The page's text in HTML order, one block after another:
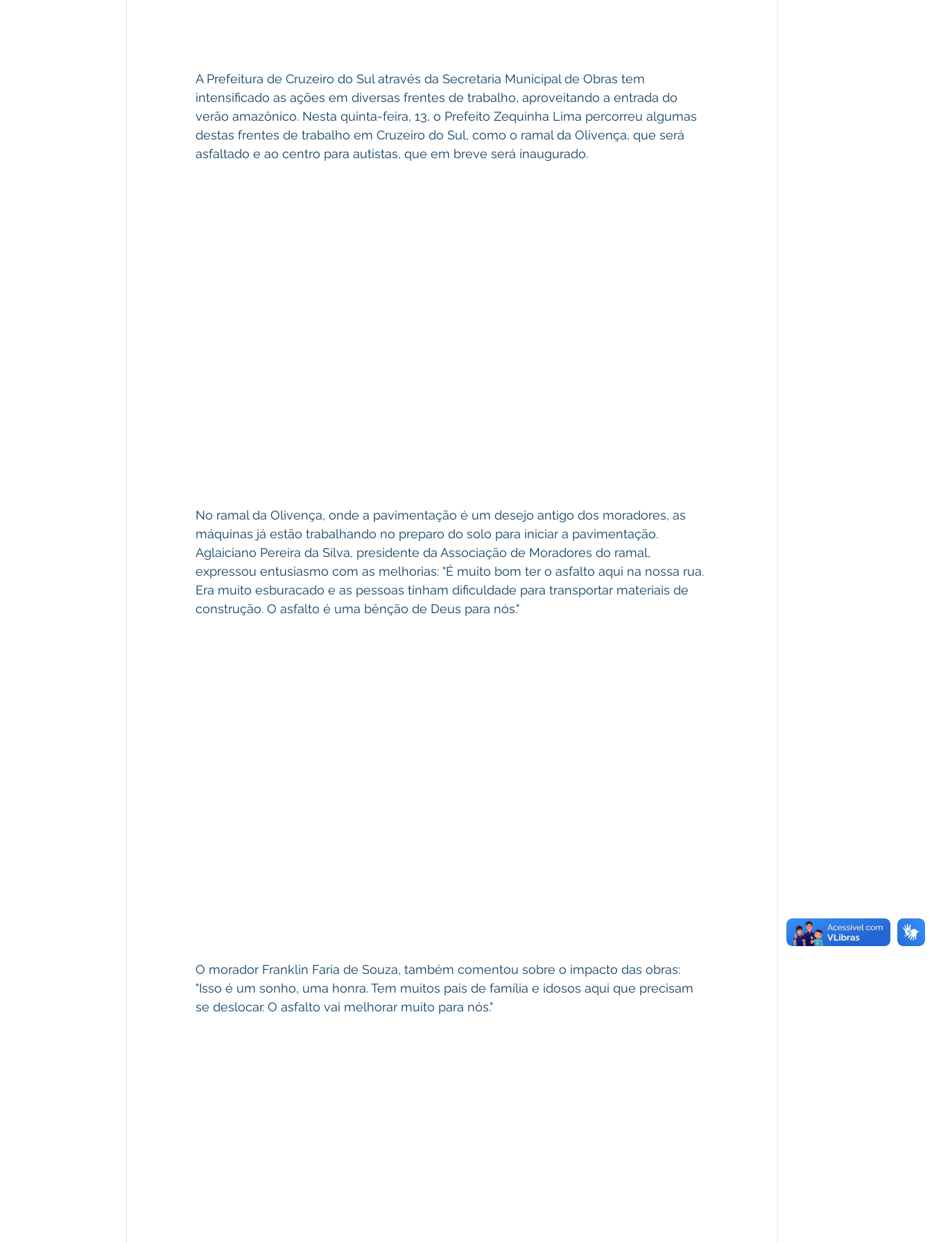
A Prefeitura de Cruzeiro do Sul através da Secretaria Municipal de Obras tem
intensificado as ações em diversas frentes de trabalho, aproveitando a entrada do
verão amazônico. Nesta quinta-feira, 13, o Prefeito Zequinha Lima percorreu algumas
destas frentes de trabalho em Cruzeiro do Sul, como o ramal da Olivença, que será
asfaltado e ao centro para autistas, que em breve será inaugurado.
No ramal da Olivença, onde a pavimentação é um desejo antigo dos moradores, as
máquinas já estão trabalhando no preparo do solo para iniciar a pavimentação.
Aglaiciano Pereira da Silva, presidente da Associação de Moradores do ramal,
expressou entusiasmo com as melhorias: "É muito bom ter o asfalto aqui na nossa rua.
Era muito esburacado e as pessoas tinham dificuldade para transportar materiais de
construção. O asfalto é uma bênção de Deus para nós."
O morador Franklin Faria de Souza, também comentou sobre o impacto das obras:
"Isso é um sonho, uma honra. Tem muitos pais de família e idosos aqui que precisam
se deslocar. O asfalto vai melhorar muito para nós."